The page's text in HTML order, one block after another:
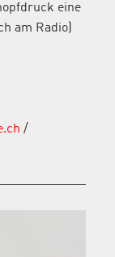
eine
am Radio)
/